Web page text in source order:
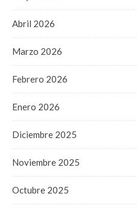
Abril 2026
Marzo 2026
Febrero 2026
Enero 2026
Diciembre 2025
Noviembre 2025
Octubre 2025